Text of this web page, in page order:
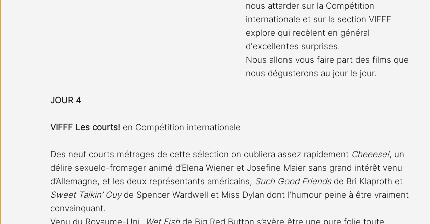
nous attarder sur la Compétition
internationale et sur la section VIFFF
explore qui recèlent en général
d'excellentes surprises.
Nous allons vous faire part des films que
nous dégusterons au jour le jour.
JOUR 4
VIFFF Les courts! en Compétition internationale
Des neuf courts métrages de cette sélection on oubliera assez rapidement Cheeese!, un
délire sexuelo-fromager animé d’Elena Wiener et Josefine Maier sans grand intérêt venu
d’Allemagne, et les deux représentants américains, Such Good Friends de Bri Klaproth et
Sweet Talkin’ Guy de Spencer Wardwell et Miss Dylan dont l’humour peine à être vraiment
convainquant.